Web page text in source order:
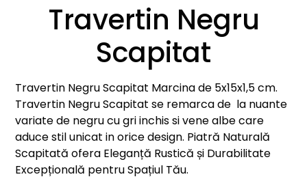
Travertin Negru
Scapitat
Travertin Negru Scapitat Marcina de 5x15x1,5 cm.
Travertin Negru Scapitat se remarca de la nuante
variate de negru cu gri inchis si vene albe care
aduce stil unicat in orice design. Piatră Naturală
Scapitată ofera Eleganță Rustică și Durabilitate
Excepțională pentru Spațiul Tău.